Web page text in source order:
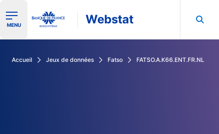
Ouvrir le menu de navigation
MENU Webstat
Accueil Jeux de données Fatso FATSO.A.K66.ENT.FR.NL